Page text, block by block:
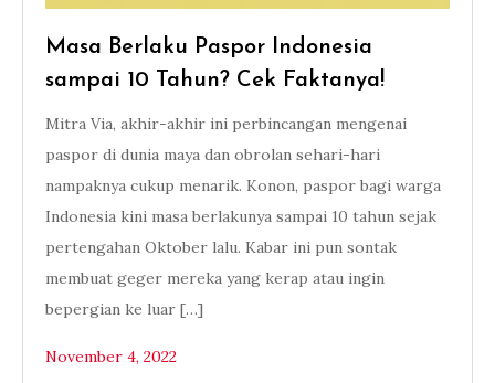
Masa Berlaku Paspor Indonesia
sampai 10 Tahun? Cek Faktanya!
Mitra Via, akhir-akhir ini perbincangan mengenai
paspor di dunia maya dan obrolan sehari-hari
nampaknya cukup menarik. Konon, paspor bagi warga
Indonesia kini masa berlakunya sampai 10 tahun sejak
pertengahan Oktober lalu. Kabar ini pun sontak
membuat geger mereka yang kerap atau ingin
bepergian ke luar […]
November 4, 2022